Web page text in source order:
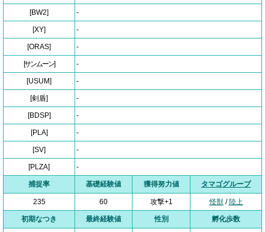
[BW2] -
[XY] -
[ORAS] -
[サンムーン] -
[USUM] -
[剣盾] -
[BDSP] -
[PLA] -
[SV] -
[PLZA] -
捕捉率 基礎経験値 獲得努力値 タマゴグループ
235 60 攻撃+1 怪獣/ 陸上
初期なつき 最終経験値 性別 孵化歩数